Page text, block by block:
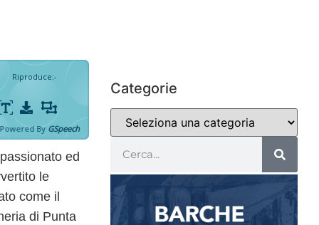
Riproduce:-
Powered By GSpeech
ed
le
come il
di Punta
Categorie